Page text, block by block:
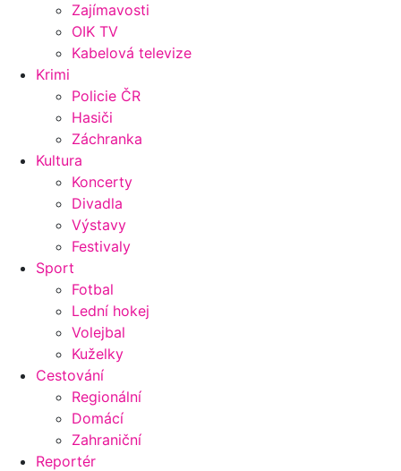
Zajímavosti
OIK TV
Kabelová televize
Krimi
Policie ČR
Hasiči
Záchranka
Kultura
Koncerty
Divadla
Výstavy
Festivaly
Sport
Fotbal
Lední hokej
Volejbal
Kuželky
Cestování
Regionální
Domácí
Zahraniční
Reportér